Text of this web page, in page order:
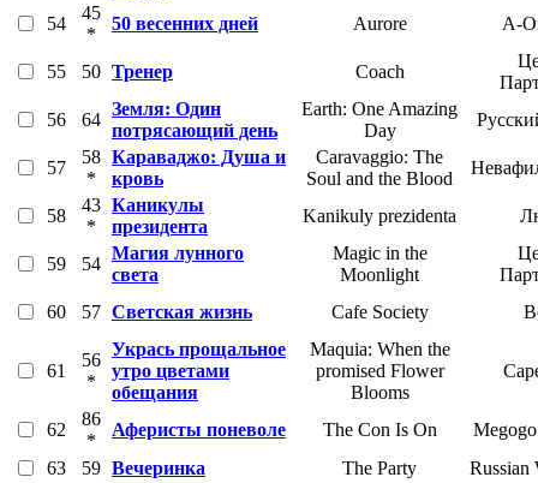
54
45
*
50 весенних дней Aurore A-
55 50 Тренер Coach
56
64
Земля: Один
потрясающий день
Earth: One Amazing
Day
57
58
*
Караваджо: Душа и
кровь
Caravaggio: The
Soul and the Blood
58
43
*
Каникулы
президента
Kanikuly prezidenta
59 54
Магия лунного
света
Magic in the
Moonlight
60
57 Светская жизнь Cafe Society
61
56
*
Укрась прощальное
утро цветами
обещания
Maquia: When the
promised Flower
Blooms
62
86
*
Аферисты поневоле The Con Is On
63
59 Вечеринка The Party
Russian